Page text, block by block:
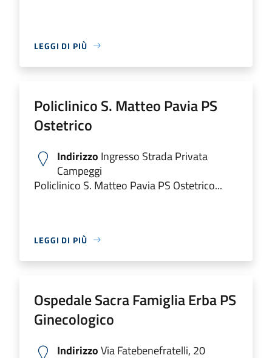
LEGGI DI PIÙ
Policlinico S. Matteo Pavia PS
Ostetrico
Indirizzo Ingresso Strada Privata
Campeggi
Policlinico S. Matteo Pavia PS Ostetrico...
LEGGI DI PIÙ
Ospedale Sacra Famiglia Erba PS
Ginecologico
IndirizzoVia Fatebenefratelli, 20